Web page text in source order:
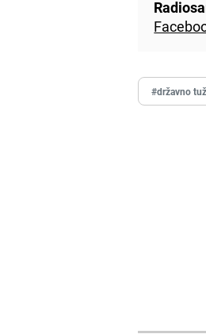
#državno